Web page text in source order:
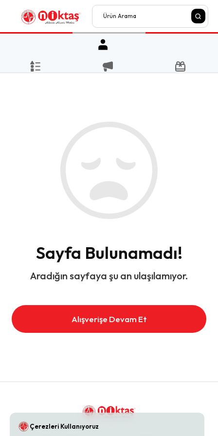
Sayfa Bulunamadı!
Aradığın sayfaya şu an ulaşılamıyor.
Alışverişe Devam Et
Çerezleri Kullanıyoruz